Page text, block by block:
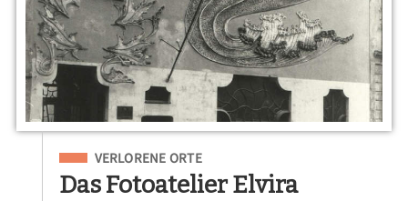
Eingeordnet unter
VERLORENE ORTE
Das Fotoatelier Elvira